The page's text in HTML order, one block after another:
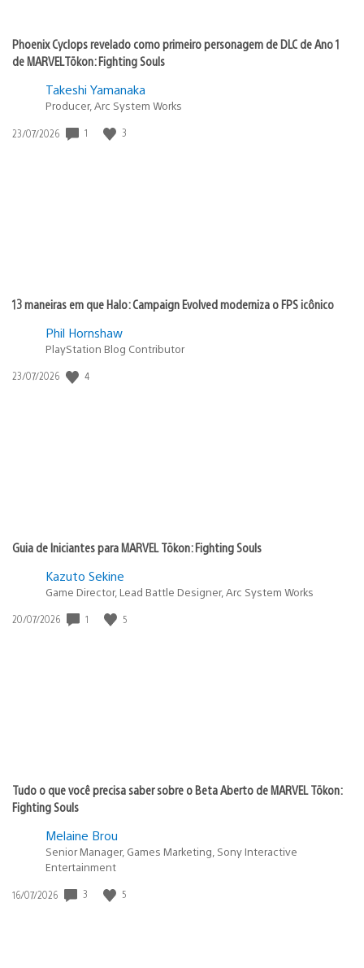
Phoenix Cyclops revelado como primeiro personagem de DLC de Ano 1
de MARVEL Tōkon: Fighting Souls
Takeshi Yamanaka
Producer, Arc System Works
Data
23/07/2026 1 3
13 maneiras em que Halo: Campaign Evolved moderniza o FPS icônico
Phil Hornshaw
PlayStation Blog Contributor
Data
23/07/2026 4
Guia de Iniciantes para MARVEL Tōkon: Fighting Souls
Kazuto Sekine
Game Director, Lead Battle Designer, Arc System Works
Data
20/07/2026 1 5
Tudo o que você precisa saber sobre o Beta Aberto de MARVEL Tōkon:
Fighting Souls
Melaine Brou
Senior Manager, Games Marketing, Sony Interactive
Entertainment
Data
16/07/2026 3 5